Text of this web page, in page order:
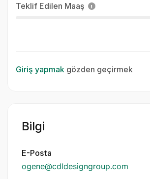
Teklif Edilen Maaş
Giriş yapmak gözden geçirmek
Bilgi
E-Posta
ogene@cdldesigngroup.com